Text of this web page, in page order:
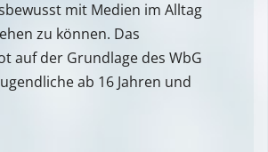
mit Medien im Alltag
zu können. Das
auf der Grundlage des WbG
ab 16 Jahren und